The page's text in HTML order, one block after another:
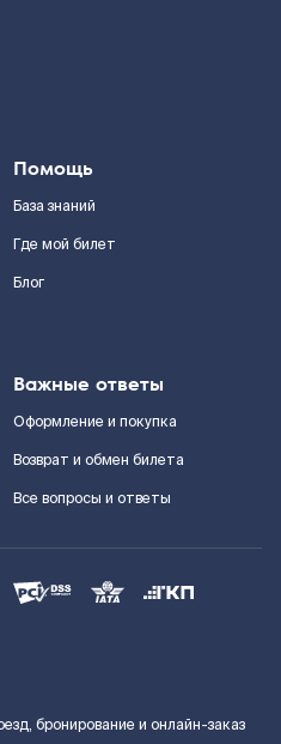
Помощь
База знаний
Где мой билет
Блог
Важные ответы
Оформление и покупка
Возврат и обмен билета
Все вопросы и ответы
бронирование и онлайн-заказ